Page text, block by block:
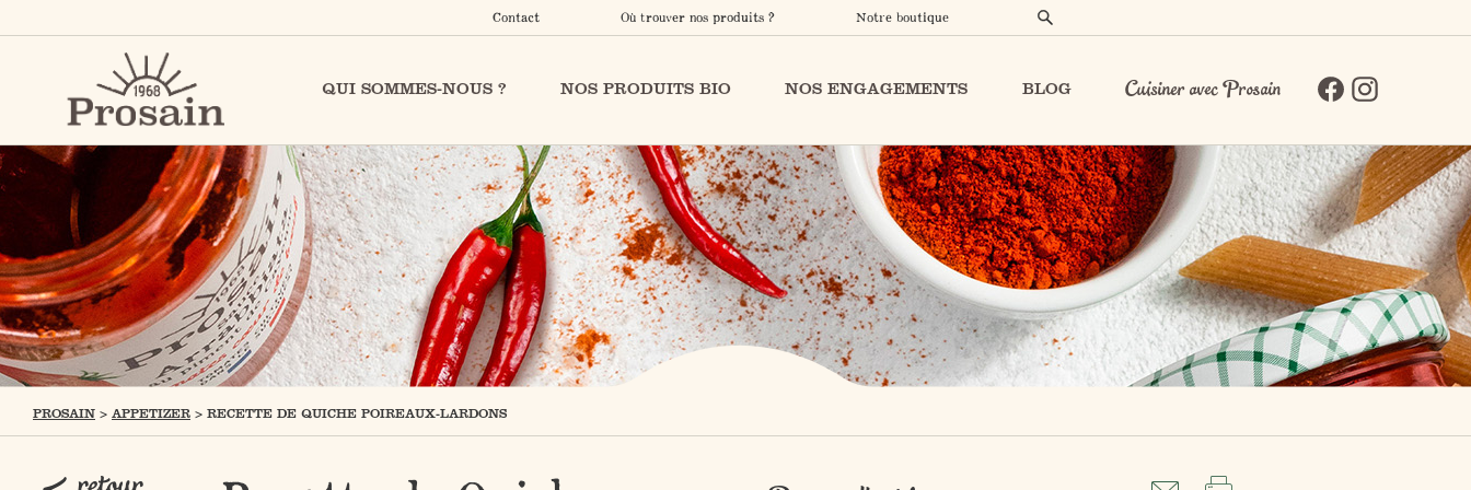
Contact Où trouver nos produits ? Notre boutique
QUI SOMMES-NOUS ? NOS PRODUITS BIO NOS ENGAGEMENTS BLOG Cuisiner avec Prosain
PROSAIN > APPETIZER > RECETTE DE QUICHE POIREAUX-LARDONS